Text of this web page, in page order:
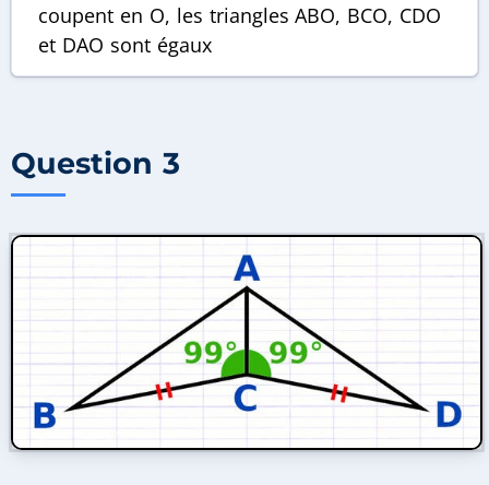
coupent en O, les trianglesABO, BCO, CDO
et DAO sont égaux
Question 3